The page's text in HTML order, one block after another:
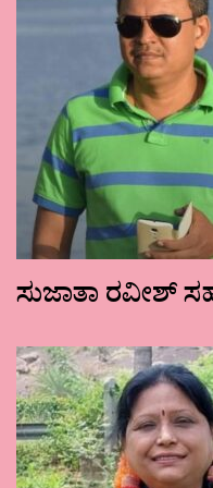
ಸುಜಾತಾ ರವೀಶ್